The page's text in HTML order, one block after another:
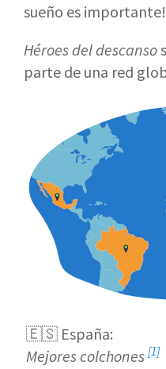
sueño es importante!
Héroes del descanso
parte de una red
🇪🇸 España:
Mejores colchones [1]